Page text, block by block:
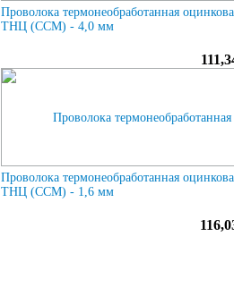
Проволока термонеобработанная
ТНЦ (ССМ) - 4,0 мм
Проволока термонеобработанная
ТНЦ (ССМ) - 1,6 мм